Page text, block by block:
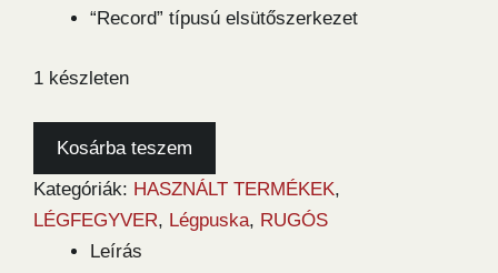
“Record” típusú elsütőszerkezet
1 készleten
Weihrauch
5,5
használt
légpuska
Kosárba teszem
Kategóriák: HASZNÁLT TERMÉKEK,
LÉGFEGYVER, Légpuska, RUGÓS
Leírás